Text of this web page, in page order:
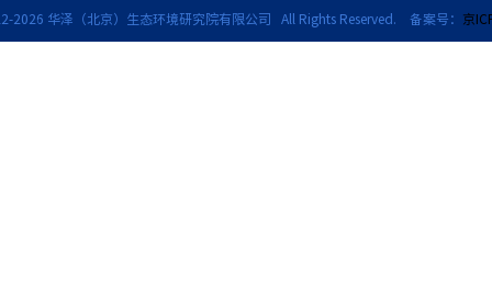
2026 华泽（北京）生态环境研究院有限公司 All Rights Reserved. 备案号： 京